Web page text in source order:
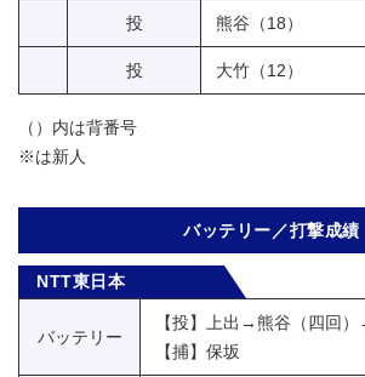
投 熊谷（18）
投 大竹（12）
（）内は背番号
※は新人
バッテリー／打撃成績
NTT東日本
バッテリー
【投】上出→熊谷（四回）
【捕】保坂